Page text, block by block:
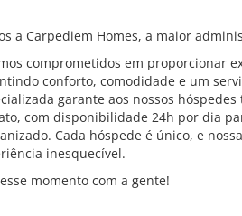
a Carpediem Homes, a maior
comprometidos em proporcionar
conforto, comodidade e um
garante aos nossos
com disponibilidade 24h por dia
Cada hóspede é único, e
inesquecível.
momento com a gente!